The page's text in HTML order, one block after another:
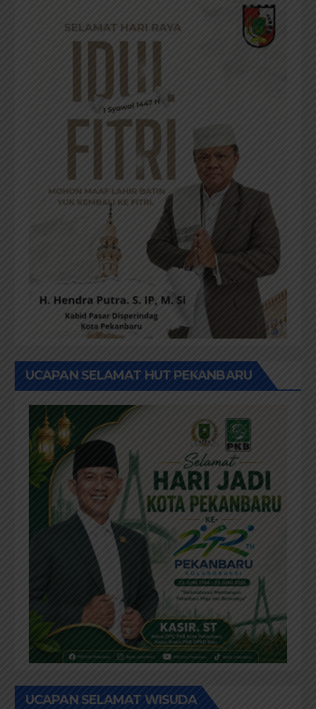
UCAPAN SELAMAT HUT PEKANBARU
UCAPAN SELAMAT WISUDA